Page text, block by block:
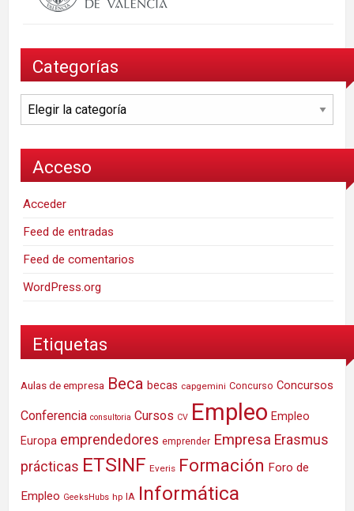
Categorías
Categorías
Acceso
Acceder
Feed de entradas
Feed de comentarios
WordPress.org
Etiquetas
Aulas de empresa Beca becas capgemini Concurso Concursos
Conferencia consultoria Cursos CV Empleo Empleo
Europa emprendedores emprender Empresa Erasmus
prácticas ETSINF Everis Formación Foro de
Empleo GeeksHubs hp IA Informática